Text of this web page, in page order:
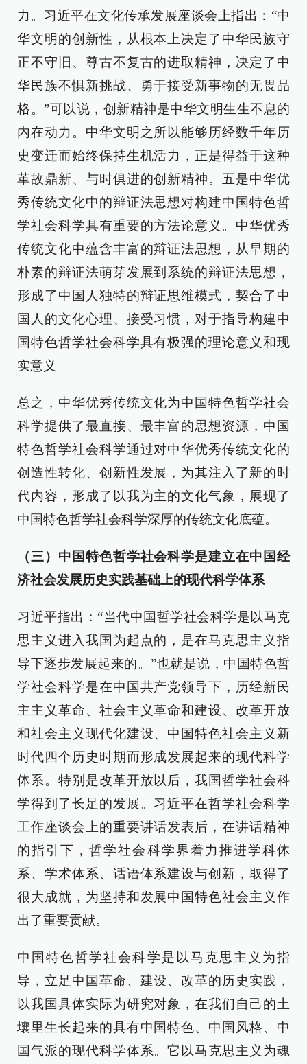
力。习近平在文化传承发展座谈会上指出：“中
华文明的创新性，从根本上决定了中华民族守
正不守旧、尊古不复古的进取精神，决定了中
华民族不惧新挑战、勇于接受新事物的无畏品
格。”可以说，创新精神是中华文明生生不息的
内在动力。中华文明之所以能够历经数千年历
史变迁而始终保持生机活力，正是得益于这种
革故鼎新、与时俱进的创新精神。五是中华优
秀传统文化中的辩证法思想对构建中国特色哲
学社会科学具有重要的方法论意义。中华优秀
传统文化中蕴含丰富的辩证法思想，从早期的
朴素的辩证法萌芽发展到系统的辩证法思想，
形成了中国人独特的辩证思维模式，契合了中
国人的文化心理、接受习惯，对于指导构建中
国特色哲学社会科学具有极强的理论意义和现
实意义。
总之，中华优秀传统文化为中国特色哲学社会
科学提供了最直接、最丰富的思想资源，中国
特色哲学社会科学通过对中华优秀传统文化的
创造性转化、创新性发展，为其注入了新的时
代内容，形成了以我为主的文化气象，展现了
中国特色哲学社会科学深厚的传统文化底蕴。
（三）中国特色哲学社会科学是建立在中国经
济社会发展历史实践基础上的现代科学体系
习近平指出：“当代中国哲学社会科学是以马克
思主义进入我国为起点的，是在马克思主义指
导下逐步发展起来的。”也就是说，中国特色哲
学社会科学是在中国共产党领导下，历经新民
主主义革命、社会主义革命和建设、改革开放
和社会主义现代化建设、中国特色社会主义新
时代四个历史时期而形成发展起来的现代科学
体系。特别是改革开放以后，我国哲学社会科
学得到了长足的发展。习近平在哲学社会科学
工作座谈会上的重要讲话发表后，在讲话精神
的指引下，哲学社会科学界着力推进学科体
系、学术体系、话语体系建设与创新，取得了
很大成就，为坚持和发展中国特色社会主义作
出了重要贡献。
中国特色哲学社会科学是以马克思主义为指
导，立足中国革命、建设、改革的历史实践，
以我国具体实际为研究对象，在我们自己的土
壤里生长起来的具有中国特色、中国风格、中
国气派的现代科学体系。它以马克思主义为魂